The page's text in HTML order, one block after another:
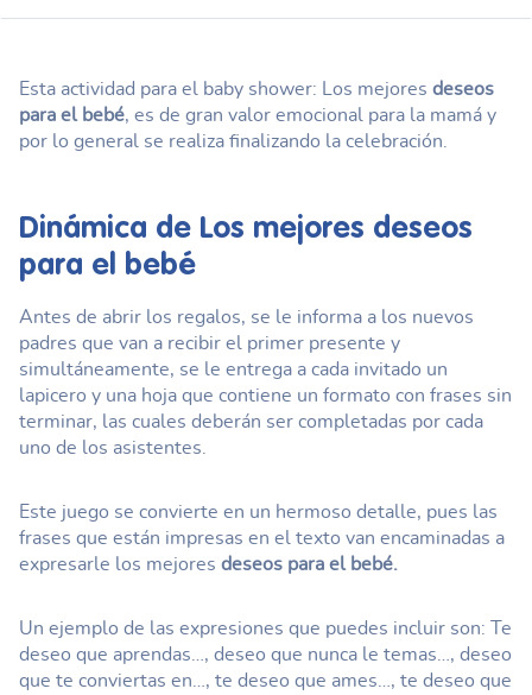
Esta actividad para el baby shower: Los mejores deseos
para el bebé, es de gran valor emocional para la mamá y
por lo general se realiza finalizando la celebración.
Dinámica de Los mejores deseos
para el bebé
Antes de abrir los regalos, se le informa a los nuevos
padres que van a recibir el primer presente y
simultáneamente, se le entrega a cada invitado un
lapicero y una hoja que contiene un formato con frases sin
terminar, las cuales deberán ser completadas por cada
uno de los asistentes.
Este juego se convierte en un hermoso detalle, pues las
frases que están impresas en el texto van encaminadas a
expresarle los mejores deseos para el bebé.
Un ejemplo de las expresiones que puedes incluir son: Te
deseo que aprendas…, deseo que nunca le temas…, deseo
que te conviertas en…, te deseo que ames…, te deseo que